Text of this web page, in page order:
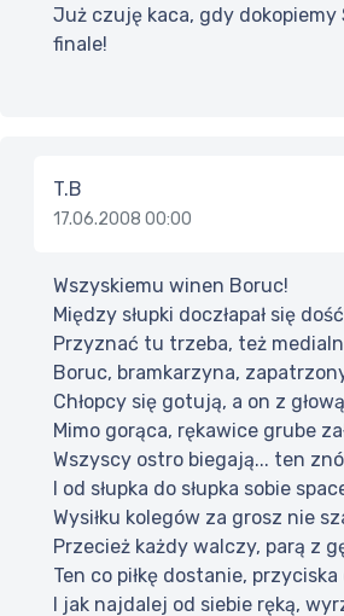
Już czuję kaca, gdy dokopiemy
finale!
T.B
17.06.2008 00:00
Wszyskiemu winen Boruc!
Między słupki doczłapał się
Przyznać tu trzeba, też
Boruc, bramkarzyna,
Chłopcy się gotują, a on z
Mimo gorąca, rękawice grube
Wszyscy ostro biegają... ten
I od słupka do słupka sobie
Wysiłku kolegów za grosz nie
Przecież każdy walczy, parą z
Ten co piłkę dostanie,
I jak najdalej od siebie ręką,